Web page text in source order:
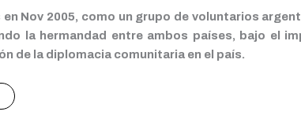
en Nov 2005, como un grupo de voluntarios
la hermandad entre ambos países, bajo el
de la diplomacia comunitaria en el país.